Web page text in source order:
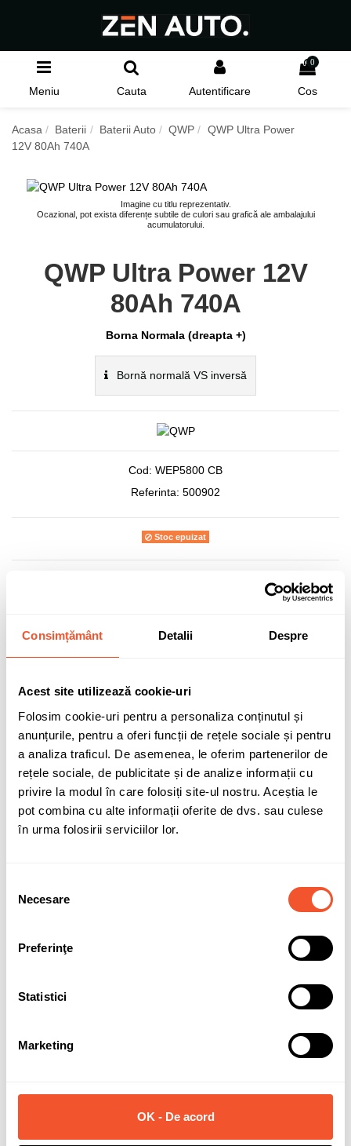
Consimțământ Detalii Despre
Acest site utilizează cookie-uri
Folosim cookie-uri pentru a personaliza conținutul și
anunțurile, pentru a oferi funcții de rețele sociale și pentru
a analiza traficul. De asemenea, le oferim partenerilor de
rețele sociale, de publicitate și de analize informații cu
privire la modul în care folosiți site-ul nostru. Aceștia le
pot combina cu alte informații oferite de dvs. sau culese
în urma folosirii serviciilor lor.
consimțământului
Necesare
Preferinţe
Statistici
Marketing
OK - De acord
Meniu Cauta Autentificare
0
Cos
Acasa Baterii Baterii Auto QWP
QWP Ultra Power
12V 80Ah 740A
Imagine cu titlu reprezentativ.
Ocazional, pot exista diferențe subtile de culori sau grafică ale ambalajului
acumulatorului.
QWP Ultra Power 12V
80Ah 740A
Borna Normala (dreapta +)
Bornă normală VS inversă
Cod: WEP5800 CB
Referinta: 500902
Stoc epuizat
compatibilitate-SMF115
Sunt de acord cupolitica de confidentialitatea datelor cu
caracter personal.
Detalii ale produsului
Normala (dreapta +)